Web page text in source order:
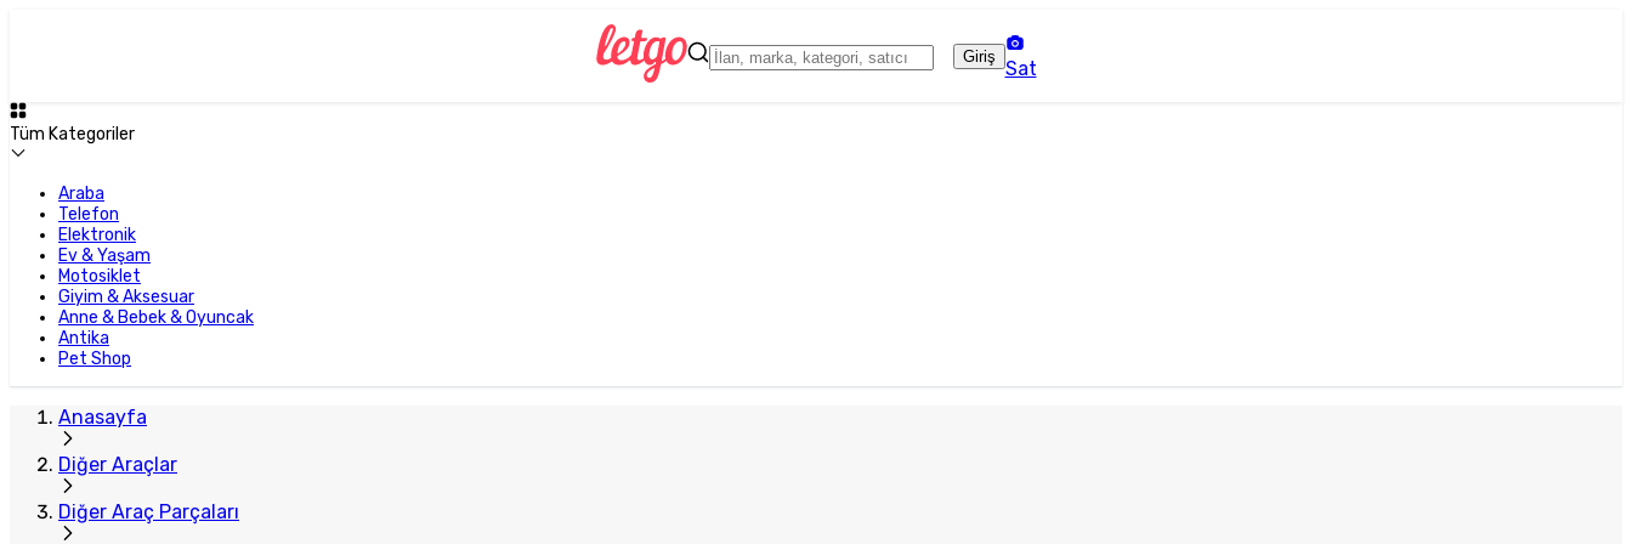
Giriş
Sat
Tüm Kategoriler
Araba
Telefon
Elektronik
Ev & Yaşam
Motosiklet
Giyim & Aksesuar
Anne & Bebek & Oyuncak
Antika
Pet Shop
Anasayfa
Diğer Araçlar
Diğer Araç Parçaları